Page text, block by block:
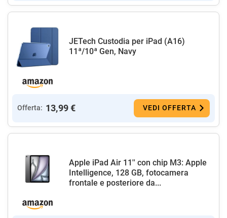
JETech Custodia per iPad (A16)
11ª/10ª Gen, Navy
Offerta: 13,99 € VEDI OFFERTA
Apple iPad Air 11'' con chip M3: Apple
Intelligence, 128 GB, fotocamera
frontale e posteriore da...